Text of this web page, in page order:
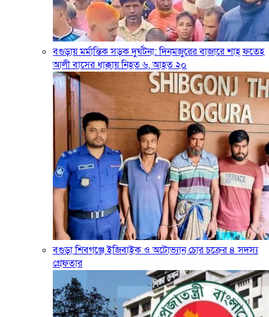
বগুড়ায় মর্মান্তিক সড়ক দুর্ঘটনা: দিনমজুরের বাজারে শাহ্ ফতেহ
আলী বাসের ধাক্কায় নিহত ৬, আহত ২০
বগুড়া শিবগঞ্জে ইজিবাইক ও অটোভ্যান চোর চক্রের ৪ সদস্য
গ্রেফতার